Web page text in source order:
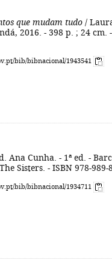
que mudam tudo /
2016. - 398 p. ; 24
bib/bibnacional/1943541
Ana Cunha. - 1ª ed. -
Sisters. - ISBN 978-989-
bib/bibnacional/1934711